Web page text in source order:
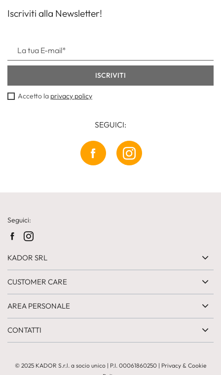
Iscriviti alla Newsletter!
Accetto la privacy policy
SEGUICI:
Seguici:
KADOR SRL
CUSTOMER CARE
AREA PERSONALE
CONTATTI
© 2025 KADOR S.r.l. a socio unico | P.I. 00061860250 | Privacy & Cookie